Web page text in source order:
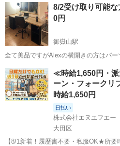
0円
御嶽山駅
全て美品ですがAlexの横開きの方はパー
意すれば閉めれます https://www.ikea.com/jp/ja/search/?q=天板
https://www.ikea.com/jp/ja...
東京 大田区 御嶽山駅 テー
≪時給1,650円・
ーン・フォークリ
時給1,650円
日払い
株式会社エヌエフエー
大田区
【8/1新着！履歴書不要・私服OK★所